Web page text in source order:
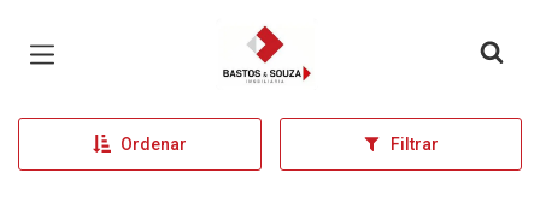
Página inicial
Ordenar Filtrar